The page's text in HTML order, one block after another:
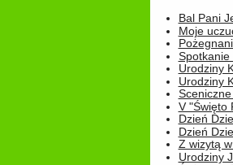
Bal Pani
Moje
Spotkanie
Urodziny
Urodziny
V "Święto
Dzień
Dzień
Z wizytą
Urodziny